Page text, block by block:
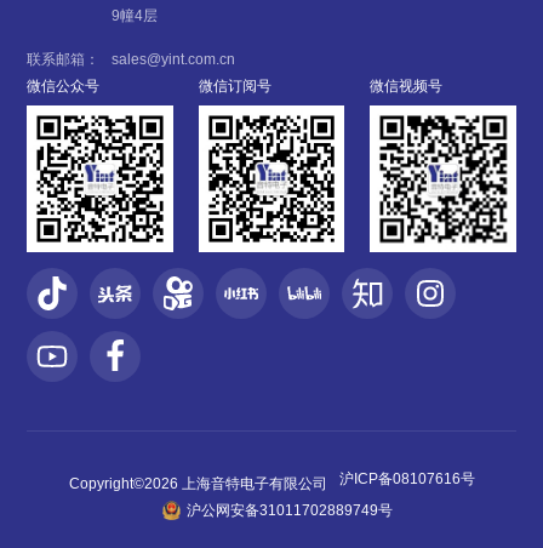
9幢4层
联系邮箱：
sales@yint.com.cn
微信公众号
微信订阅号 微信视频号
Copyright©2026 上海音特电子有限公司
沪ICP备08107616号
沪公网安备31011702889749号